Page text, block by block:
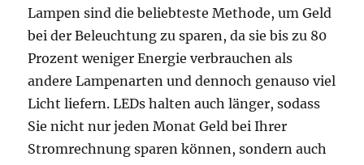
Lampen sind die beliebteste Methode, um Geld
bei der Beleuchtung zu sparen, da sie bis zu 80
Prozent weniger Energie verbrauchen als
andere Lampenarten und dennoch genauso viel
Licht liefern. LEDs halten auch länger, sodass
Sie nicht nur jeden Monat Geld bei Ihrer
Stromrechnung sparen können, sondern auch